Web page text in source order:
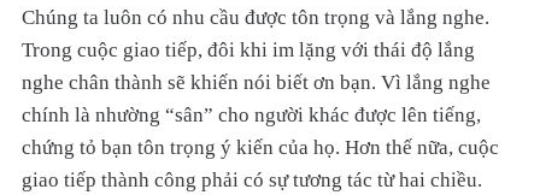
Chúng ta luôn có nhu cầu được tôn trọng và lắng nghe.
Trong cuộc giao tiếp, đôi khi im lặng với thái độ lắng
nghe chân thành sẽ khiến nói biết ơn bạn. Vì lắng nghe
chính là nhường “sân” cho người khác được lên tiếng,
chứng tỏ bạn tôn trọng ý kiến của họ. Hơn thế nữa, cuộc
giao tiếp thành công phải có sự tương tác từ hai chiều.